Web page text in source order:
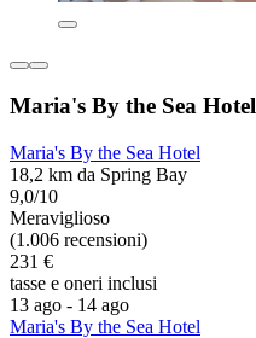
Maria's By the Sea Hotel
Maria's By the Sea Hotel
18,2 km da Spring Bay
9,0/10
Meraviglioso
(1.006 recensioni)
231 €
tasse e oneri inclusi
13 ago - 14 ago
Maria's By the Sea Hotel